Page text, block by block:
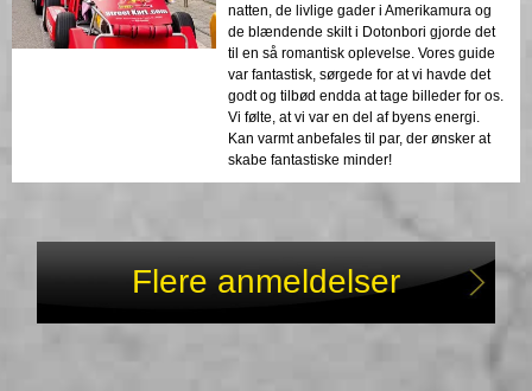
natten, de livlige gader i Amerikamura og
de blændende skilt i Dotonbori gjorde det
til en så romantisk oplevelse. Vores guide
var fantastisk, sørgede for at vi havde det
godt og tilbød endda at tage billeder for os.
Vi følte, at vi var en del af byens energi.
Kan varmt anbefales til par, der ønsker at
skabe fantastiske minder!
Flere anmeldelser